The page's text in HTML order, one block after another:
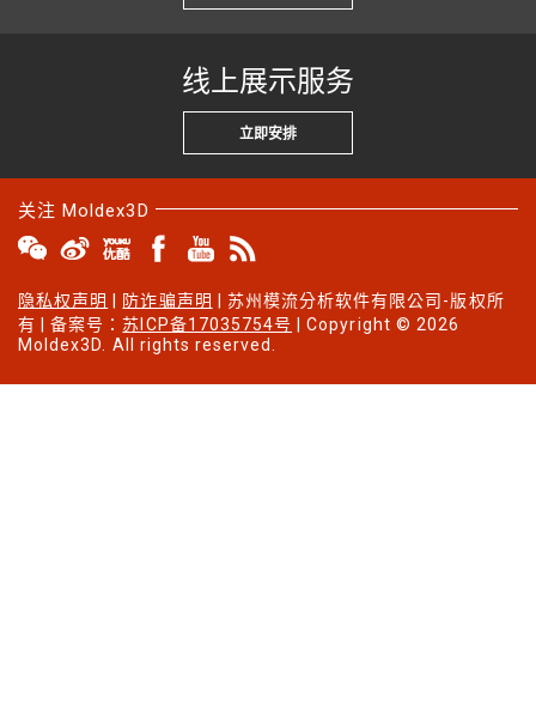
线上展示服务
立即安排
关注 Moldex3D
隐私权声明 防诈骗声明
| 苏州模流分析软件有限公司-版权所
有 | 备案号：苏ICP备17035754号
| Copyright © 2026
Moldex3D. All rights reserved.